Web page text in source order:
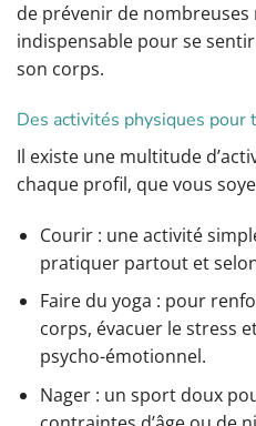
de prévenir de nombreuses
indispensable pour se
son corps.
Des activités physiques pour
Il existe une multitude
chaque profil, que vous
Courir : une activité
pratiquer partout et
Faire du yoga : pour
corps, évacuer le stress
psycho-émotionnel.
Nager : un sport doux